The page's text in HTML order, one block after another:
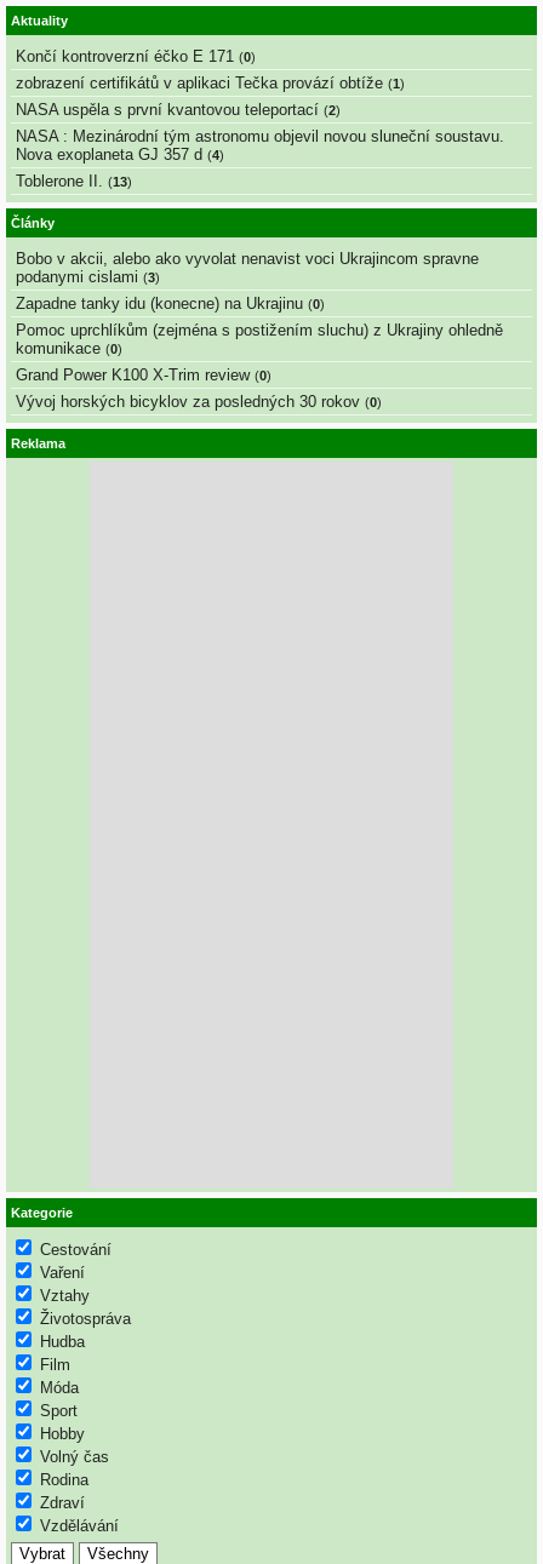
Aktuality
Končí kontroverzní éčko E 171 (0)
zobrazení certifikátů v aplikaci Tečka provází obtíže (1)
NASA uspěla s první kvantovou teleportací (2)
NASA : Mezinárodní tým astronomu objevil novou sluneční soustavu.
Nova exoplaneta GJ 357 d (4)
Toblerone II. (13)
Články
Bobo v akcii, alebo ako vyvolat nenavist voci Ukrajincom spravne
podanymi cislami (3)
Zapadne tanky idu (konecne) na Ukrajinu (0)
Pomoc uprchlíkům (zejména s postižením sluchu) z Ukrajiny ohledně
komunikace (0)
Grand Power K100 X-Trim review (0)
Vývoj horských bicyklov za posledných 30 rokov (0)
Reklama
Kategorie
Cestování
Vaření
Vztahy
Životospráva
Hudba
Film
Móda
Sport
Hobby
Volný čas
Rodina
Zdraví
Vzdělávání